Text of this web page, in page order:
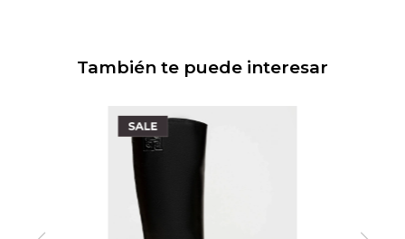
También te puede interesar